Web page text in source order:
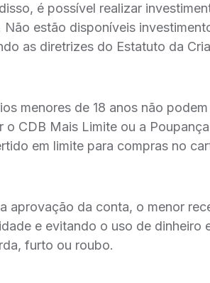
é possível realizar
Não estão disponíveis
as diretrizes do Estatuto da
menores de 18 anos não
o CDB Mais Limite ou a
em limite para compras no
aprovação da conta, o menor
e evitando o uso de dinheiro
furto ou roubo.